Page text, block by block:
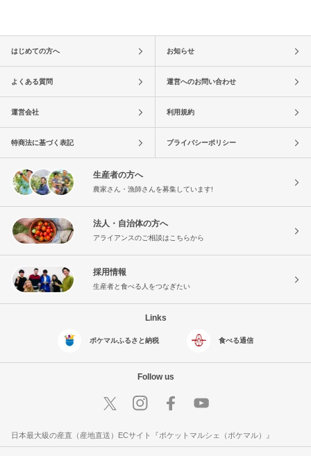
はじめての方へ お知らせ
よくある質問 運営へのお問い合わせ
運営会社 利用規約
特商法に基づく表記 プライバシーポリシー
生産者の方へ
農家さん・漁師さんを募集しています!
法人・自治体の方へ
アライアンスのご相談はこちらから
採用情報
生産者と食べる人をつなぎたい
Links
ポケマルふるさと納税 食べる通信
Follow us
日本最大級の産直（産地直送）ECサイト『ポケットマルシェ（ポケマル）』